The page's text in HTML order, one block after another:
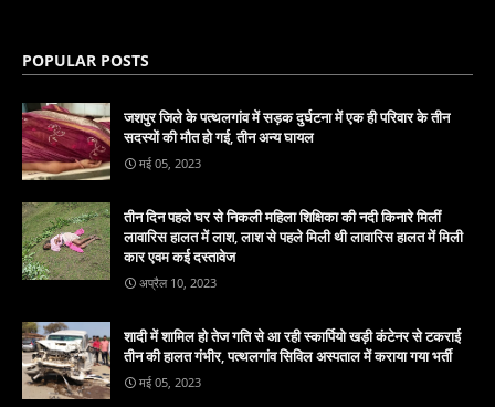
POPULAR POSTS
जशपुर जिले के पत्थलगांव में सड़क दुर्घटना में एक ही परिवार के तीन
सदस्यों की मौत हो गई, तीन अन्य घायल
मई 05, 2023
तीन दिन पहले घर से निकली महिला शिक्षिका की नदी किनारे मिलीं
लावारिस हालत में लाश, लाश से पहले मिली थी लावारिस हालत में मिली
कार एवम कई दस्तावेज
अप्रैल 10, 2023
शादी में शामिल हो तेज गति से आ रही स्कार्पियो खड़ी कंटेनर से टकराई
तीन की हालत गंभीर, पत्थलगांव सिविल अस्पताल में कराया गया भर्ती
मई 05, 2023